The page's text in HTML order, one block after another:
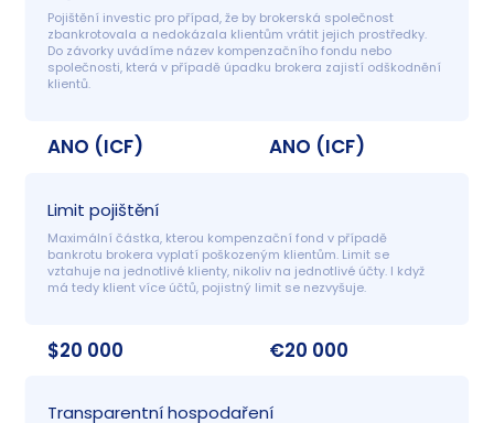
Pojištění investic pro případ, že by brokerská společnost
zbankrotovala a nedokázala klientům vrátit jejich prostředky.
Do závorky uvádíme název kompenzačního fondu nebo
společnosti, která v případě úpadku brokera zajistí odškodnění
klientů.
ANO (ICF) ANO (ICF)
Limit pojištění
Maximální částka, kterou kompenzační fond v případě
bankrotu brokera vyplatí poškozeným klientům. Limit se
vztahuje na jednotlivé klienty, nikoliv na jednotlivé účty. I když
má tedy klient více účtů, pojistný limit se nezvyšuje.
$20 000 €20 000
Transparentní hospodaření